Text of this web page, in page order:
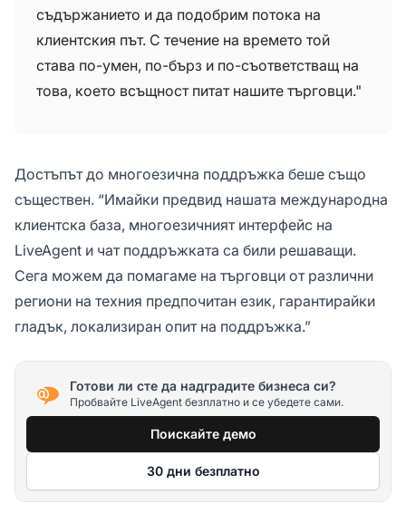
съдържанието и да подобрим потока на
клиентския път. С течение на времето той
става по-умен, по-бърз и по-съответстващ на
това, което всъщност питат нашите търговци."
Достъпът до многоезична поддръжка беше също
съществен. “Имайки предвид нашата международна
клиентска база, многоезичният интерфейс на
LiveAgent и чат поддръжката са били решаващи.
Сега можем да помагаме на търговци от различни
региони на техния предпочитан език, гарантирайки
гладък, локализиран опит на поддръжка.”
Готови ли сте да надградите бизнеса си?
Пробвайте LiveAgent безплатно и се убедете сами.
Поискайте демо
30 дни безплатно